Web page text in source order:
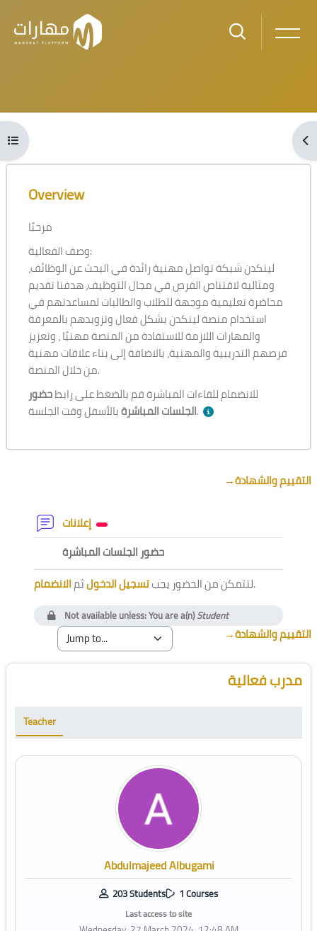
Skip to main content
Blocks
Open course index
Blocks
Skip [Cocoon] Course Overview
Overview
مرحبًا
وصف الفعالية:
لينكدن شبكة تواصل مهنية رائدة في البحث عن الوظائف،
ومثالية لاقتناص الفرص في مجال التوظيف، هدفنا تقديم
محاضرة تعليمية موجهة للطلاب والطالبات لمساعدتهم في
استخدام منصة لينكدن بشكل فعال وتزويدهم بالمعرفة
والمهارات اللازمة للاستفادة من المنصة مهنيًا ، وتعزيز
فرصهم التدريبية والمهنية، بالاضافة إلى بناء علاقات مهنية
من خلال المنصة.
للانضمام للقاءات المباشرة قم بالضغط على رابطحضور
الجلسات المباشرةبالأسفل وقت الجلسة.
→التقييم والشهادة
Forum
حضور الجلسات المباشرةExternal tool
لتتمكن من الحضور يجبتسجيل الدخولثمالانضمام .
Not available unless: You are a(n)Student
→التقييم والشهادة
Blocks
Skip [Cocoon] Course Instructor مدرب فعالية
Teacher
Abdulmajeed Albugami
203 Students 1 Courses
Last access to site